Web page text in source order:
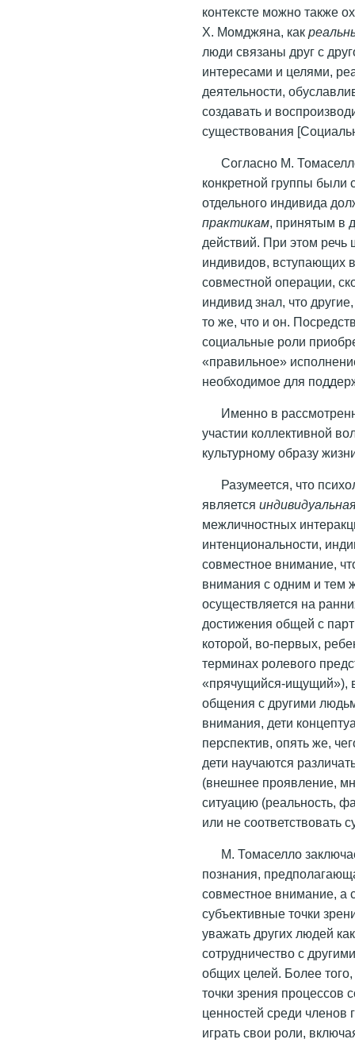
контексте можно также
Х. Момджяна, как
люди связаны друг с
интересами и целями,
деятельности,
создавать и
существования
Согласно М.
конкретной группы были
отдельного индивида
практикам, принятым в
действий. При этом речь
индивидов, вступающих
совместной операции,
индивид знал, что
то же, что и он.
социальные роли
«правильное»
необходимое для
Именно в
участии коллективной
культурному образу
Разумеется, что
является
межличностных
интенциональности,
совместное внимание,
внимания с одним и тем
осуществляется на
достижения общей с
которой, во-первых,
терминах ролевого
«прячущийся-ищущий»),
общения с другими
внимания, дети
перспектив, опять же,
дети научаются
(внешнее проявление,
ситуацию (реальность,
или не соответствовать
М. Томаселло
познания,
совместное внимание, а
субъективные точки
уважать других людей
сотрудничество с
общих целей. Более
точки зрения процессов
ценностей среди членов
играть свои роли,